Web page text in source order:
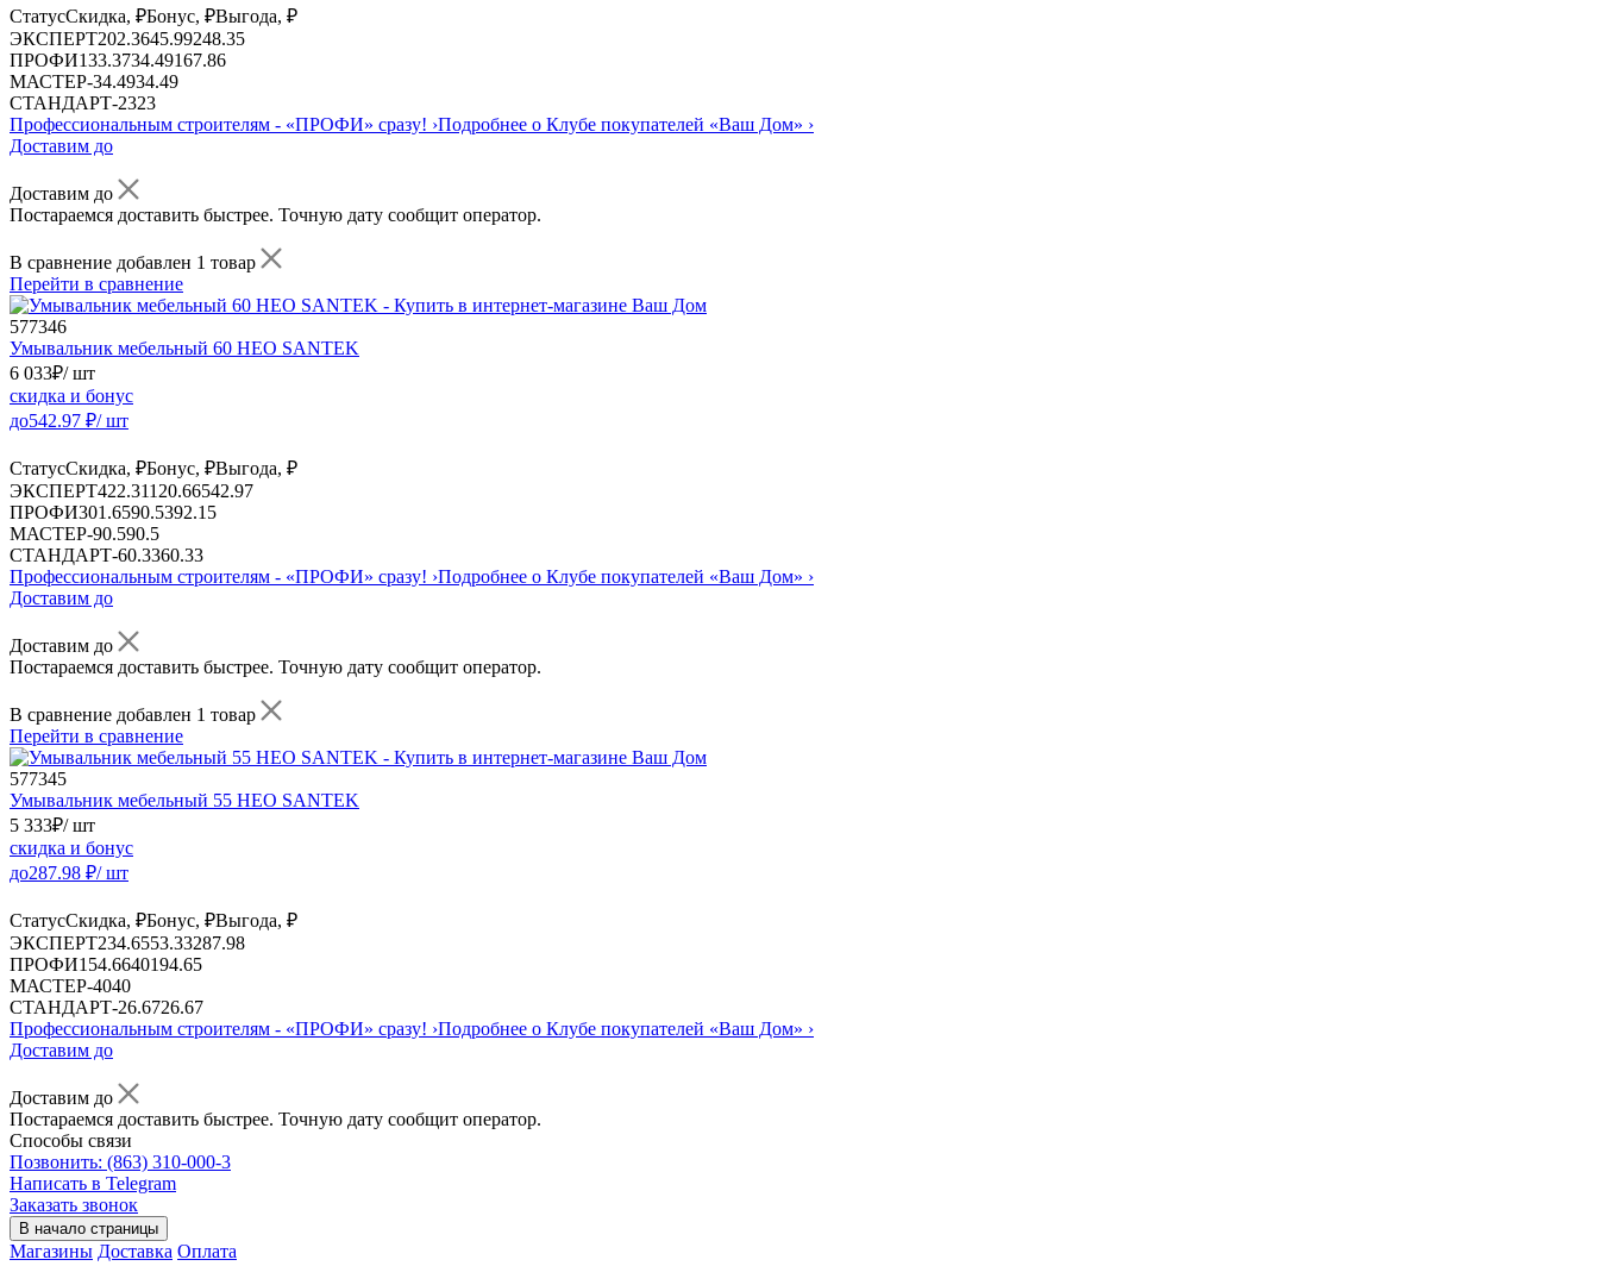
СтатусСкидка, ₽Бонус, ₽Выгода, ₽
ЭКСПЕРТ202.3645.99248.35
ПРОФИ133.3734.49167.86
МАСТЕР-34.4934.49
СТАНДАРТ-2323
Профессиональным строителям - «ПРОФИ» сразу! ›Подробнее о Клубе покупателей «Ваш Дом» ›
Доставим до
Доставим до
Постараемся доставить быстрее. Точную дату сообщит оператор.
В сравнение добавлен 1 товар
Перейти в сравнение
577346
Умывальник мебельный 60 НЕО SANTEK
6 033₽/ шт
скидка и бонус
до542.97 ₽/ шт
СтатусСкидка, ₽Бонус, ₽Выгода, ₽
ЭКСПЕРТ422.31120.66542.97
ПРОФИ301.6590.5392.15
МАСТЕР-90.590.5
СТАНДАРТ-60.3360.33
Профессиональным строителям - «ПРОФИ» сразу! ›Подробнее о Клубе покупателей «Ваш Дом» ›
Доставим до
Доставим до
Постараемся доставить быстрее. Точную дату сообщит оператор.
В сравнение добавлен 1 товар
Перейти в сравнение
577345
Умывальник мебельный 55 НЕО SANTEK
5 333₽/ шт
скидка и бонус
до287.98 ₽/ шт
СтатусСкидка, ₽Бонус, ₽Выгода, ₽
ЭКСПЕРТ234.6553.33287.98
ПРОФИ154.6640194.65
МАСТЕР-4040
СТАНДАРТ-26.6726.67
Профессиональным строителям - «ПРОФИ» сразу! ›Подробнее о Клубе покупателей «Ваш Дом» ›
Доставим до
Доставим до
Постараемся доставить быстрее. Точную дату сообщит оператор.
Способы связи
Позвонить: (863) 310-000-3
Написать в Telegram
Заказать звонок
В начало страницы
Магазины Доставка Оплата